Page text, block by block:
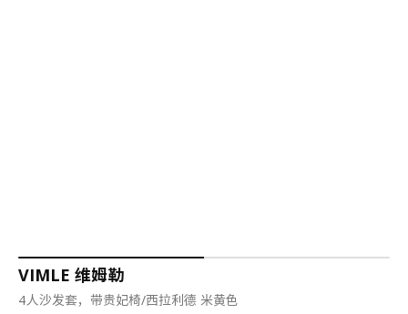
VIMLE 维姆勒
4人沙发套，带贵妃椅/西拉利德 米黄色